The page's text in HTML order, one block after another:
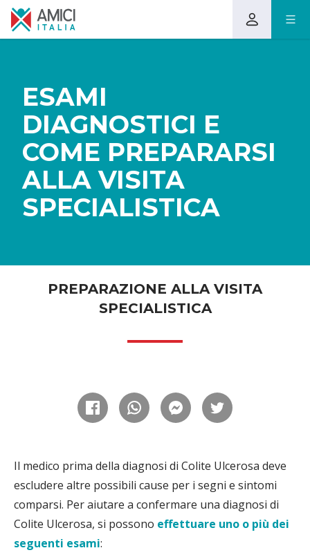
ESAMI
DIAGNOSTICI E
COME PREPARARSI
ALLA VISITA
SPECIALISTICA
PREPARAZIONE ALLA VISITA
SPECIALISTICA
Il medico prima della diagnosi di Colite Ulcerosa deve
escludere altre possibili cause per i segni e sintomi
comparsi. Per aiutare a confermare una diagnosi di
Colite Ulcerosa, si possono effettuare uno o più dei
seguenti esami: